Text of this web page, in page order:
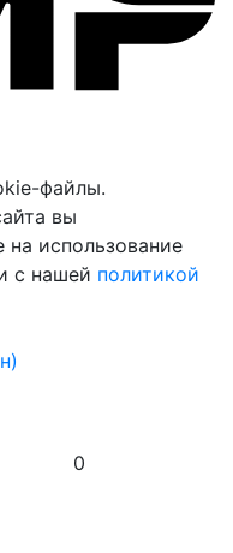
файлы.
вы
на использование
с нашей политикой
0